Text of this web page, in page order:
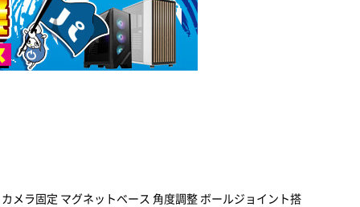
メラ固定 マグネットベース 角度調整 ボールジョイント搭